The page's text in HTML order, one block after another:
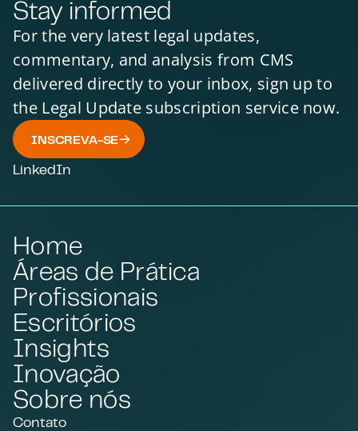
Stay informed
For the very latest legal updates,
commentary, and analysis from CMS
delivered directly to your inbox, sign up to
the Legal Update subscription service now.
INSCREVA-SE
LinkedIn
Home
Áreas de Prática
Profissionais
Escritórios
Insights
Inovação
Sobre nós
Contato